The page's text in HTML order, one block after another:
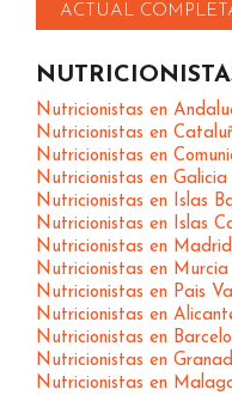
ACTUAL
Nutricionistas en
Nutricionistas en
Nutricionistas en
Nutricionistas en Galicia
Nutricionistas en Islas
Nutricionistas en Islas
Nutricionistas en Madrid
Nutricionistas en Murcia
Nutricionistas en Pais
Nutricionistas en
Nutricionistas en
Nutricionistas en
Nutricionistas en